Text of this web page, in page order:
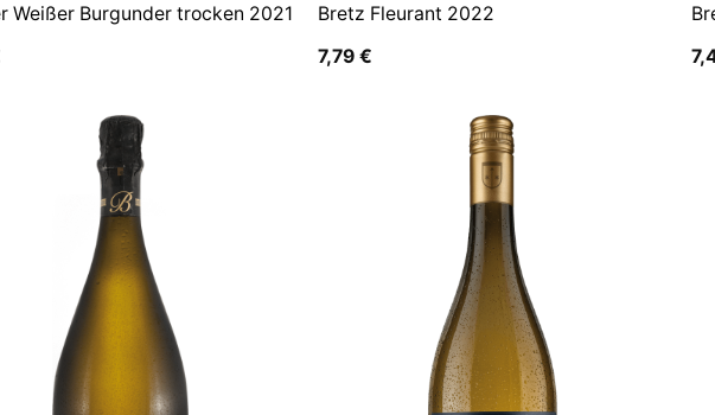
Weißer Burgunder trocken 2021
Bretz Fleurant 2022
7,79€